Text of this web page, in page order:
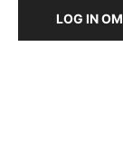
LOG IN